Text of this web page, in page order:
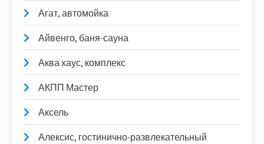
Агат, автомойка
Айвенго, баня-сауна
Аква хаус, комплекс
АКПП Мастер
Аксель
Алексис, гостинично-развлекательный